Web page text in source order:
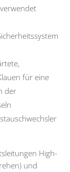
für eine
der
High-
und